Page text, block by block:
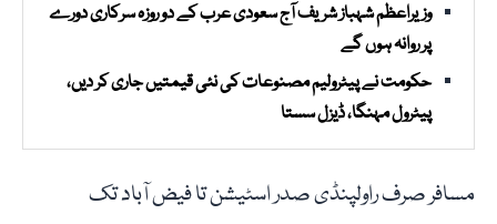
وزیراعظم شہباز شریف آج سعودی عرب کے دو روزہ سرکاری دورے
پر روانہ ہوں گے
حکومت نے پیٹرولیم مصنوعات کی نئی قیمتیں جاری کر دیں،
پیٹرول مہنگا، ڈیزل سستا
مسافر صرف راولپنڈی صدر اسٹیشن تا فیض آباد تک